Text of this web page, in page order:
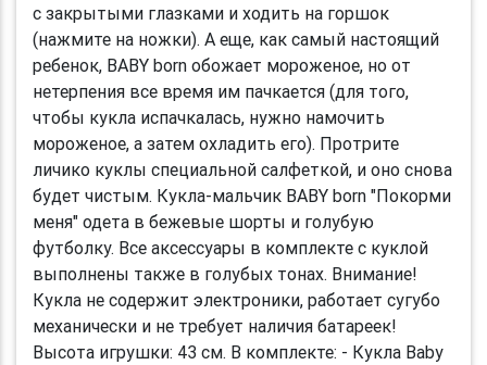
с закрытыми глазками и ходить на горшок
(нажмите на ножки). А еще, как самый настоящий
ребенок, BABY born обожает мороженое, но от
нетерпения все время им пачкается (для того,
чтобы кукла испачкалась, нужно намочить
мороженое, а затем охладить его). Протрите
личико куклы специальной салфеткой, и оно снова
будет чистым. Кукла-мальчик BABY born "Покорми
меня" одета в бежевые шорты и голубую
футболку. Все аксессуары в комплекте с куклой
выполнены также в голубых тонах. Внимание!
Кукла не содержит электроники, работает сугубо
механически и не требует наличия батареек!
Высота игрушки: 43 см. В комплекте: - Кукла Baby